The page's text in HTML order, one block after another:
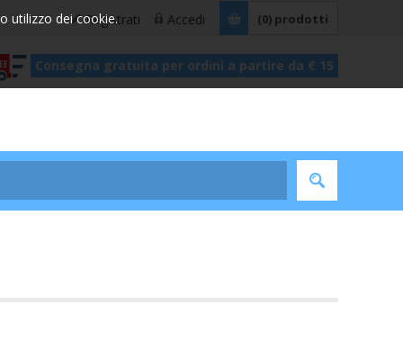
(0) prodotti
Registrati Accedi
Consegna gratuita per ordini a partire da € 15
utilizzo dei cookie.